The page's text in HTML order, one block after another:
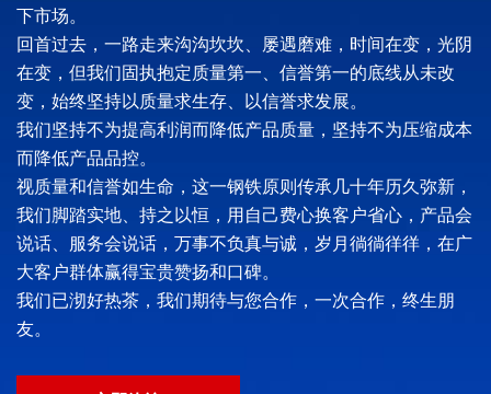
下市场。
回首过去，一路走来沟沟坎坎、屡遇磨难，时间在变，光阴
在变，但我们固执抱定质量第一、信誉第一的底线从未改
变，始终坚持以质量求生存、以信誉求发展。
我们坚持不为提高利润而降低产品质量，坚持不为压缩成本
而降低产品品控。
视质量和信誉如生命，这一钢铁原则传承几十年历久弥新，
我们脚踏实地、持之以恒，用自己费心换客户省心，产品会
说话、服务会说话，万事不负真与诚，岁月徜徜徉徉，在广
大客户群体赢得宝贵赞扬和口碑。
我们已沏好热茶，我们期待与您合作，一次合作，终生朋
友。